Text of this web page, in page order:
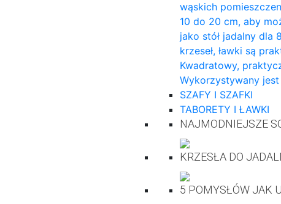
wąskich
10 do 20 cm, aby
jako stół jadalny dla
krzeseł, ławki są
Kwadratowy,
Wykorzystywany
SZAFY I SZAFKI
TABORETY I ŁAWKI
NAJMODNIEJSZE
KRZESŁA DO
5 POMYSŁÓW JAK